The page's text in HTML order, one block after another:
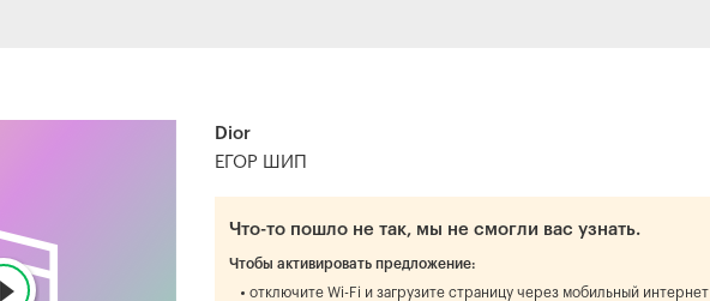
Dior
ЕГОР ШИП
Что-то пошло не так, мы не смогли вас узнать.
Чтобы активировать предложение:
отключите Wi-Fi и загрузите страницу через мобильный интернет